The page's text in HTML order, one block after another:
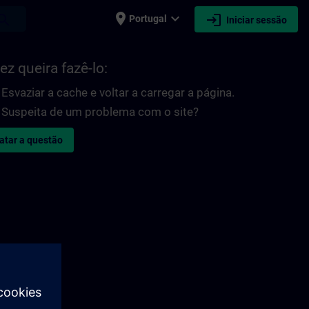
place Portugal expand_more login Iniciar sessão
queira fazê-lo:
Esvaziar a cache e voltar a carregar a página.
Suspeita de um problema com o site?
a questão